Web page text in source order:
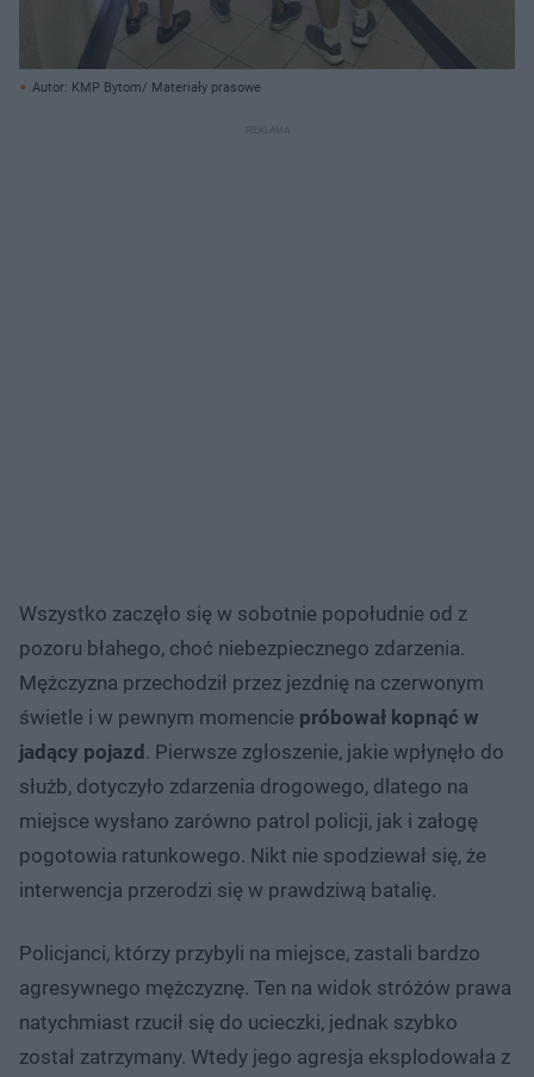
Autor: KMP Bytom/ Materiały prasowe
Wszystko zaczęło się w sobotnie popołudnie od z
pozoru błahego, choć niebezpiecznego zdarzenia.
Mężczyzna przechodził przez jezdnię na czerwonym
świetle i w pewnym momencie próbował kopnąć w
jadący pojazd. Pierwsze zgłoszenie, jakie wpłynęło do
służb, dotyczyło zdarzenia drogowego, dlatego na
miejsce wysłano zarówno patrol policji, jak i załogę
pogotowia ratunkowego. Nikt nie spodziewał się, że
interwencja przerodzi się w prawdziwą batalię.
Policjanci, którzy przybyli na miejsce, zastali bardzo
agresywnego mężczyznę. Ten na widok stróżów prawa
natychmiast rzucił się do ucieczki, jednak szybko
został zatrzymany. Wtedy jego agresja eksplodowała z